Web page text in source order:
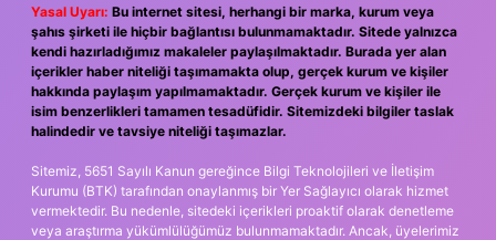
Yasal Uyarı: Bu internet sitesi, herhangi bir marka, kurum veya
şahıs şirketi ile hiçbir bağlantısı bulunmamaktadır. Sitede yalnızca
kendi hazırladığımız makaleler paylaşılmaktadır. Burada yer alan
içerikler haber niteliği taşımamakta olup, gerçek kurum ve kişiler
hakkında paylaşım yapılmamaktadır. Gerçek kurum ve kişiler ile
isim benzerlikleri tamamen tesadüfidir. Sitemizdeki bilgiler taslak
halindedir ve tavsiye niteliği taşımazlar.
Sitemiz, 5651 Sayılı Kanun gereğince Bilgi Teknolojileri ve İletişim
Kurumu (BTK) tarafından onaylanmış bir Yer Sağlayıcı olarak hizmet
vermektedir. Bu nedenle, sitedeki içerikleri proaktif olarak denetleme
veya araştırma yükümlülüğümüz bulunmamaktadır. Ancak, üyelerimiz